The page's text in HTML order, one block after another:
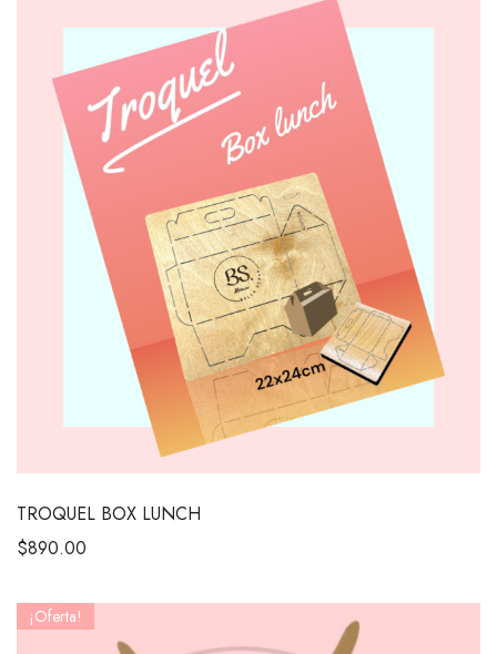
TROQUEL BOX LUNCH
$890.00
¡Oferta!